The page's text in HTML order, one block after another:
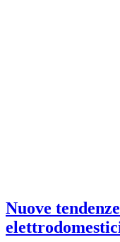
Nuove